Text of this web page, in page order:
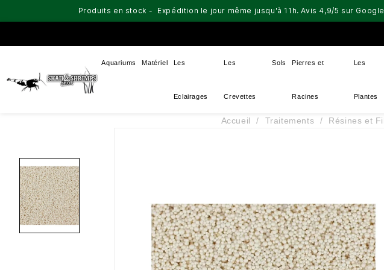
Produits en stock - Expédition le jour même jusqu'à 11h. Avis 4,9/5 sur
Aquariums Matériel Les
Eclairages
Les
Crevettes
Sols Pierres et
Racines
Les
Plantes
Accueil Traitements Résines et